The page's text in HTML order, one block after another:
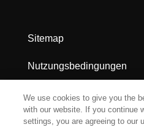
Sitemap
Nutzungsbedingungen
Datenschutz
Impressum
We use cookies to give you the
with our website. If you continue
settings, you are agreeing to our